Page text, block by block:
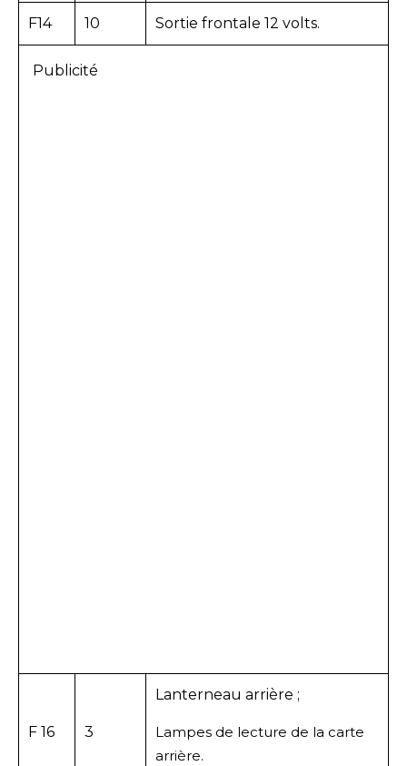
F14 10 Sortie frontale 12 volts.
Publicité
F 16 3
Lanterneau arrière ;
Lampes de lecture de la carte
arrière.